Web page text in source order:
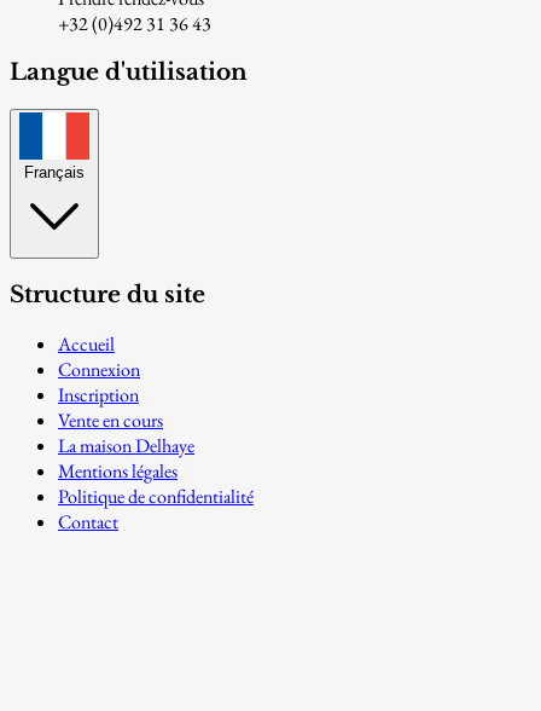
+32 (0)492 31 36 43
Langue d'utilisation
Français
Structure du site
Accueil
Connexion
Inscription
Vente en cours
La maison Delhaye
Mentions légales
Politique de confidentialité
Contact